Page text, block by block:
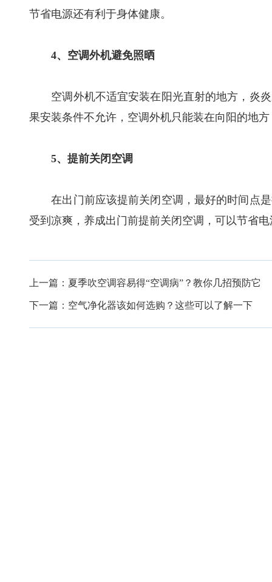
节省电源还有利于身体健康。
4、空调外机避免照晒
空调外机不适宜安装在阳光直射的地方，炎炎
果安装条件不允许，空调外机只能装在向阳的地
5、提前关闭空调
在出门前应该提前关闭空调，最好的时间点是
受到凉爽，养成出门前提前关闭空调，可以节省电
上一篇： 夏季吹空调容易得“空调病”？教你几招预防它
下一篇： 空气净化器该如何选购？这些可以了解一下